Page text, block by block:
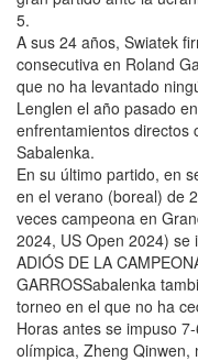
5.
A sus 24 años, Swiatek
consecutiva en Roland
que no ha levantado
Lenglen el año pasado
enfrentamientos directos
Sabalenka.
En su último partido, en
en el verano (boreal) de
veces campeona en
2024, US Open 2024) se
ADIÓS DE LA
GARROSSabalenka
torneo en el que no ha
Horas antes se impuso
olímpica, Zheng Qinwen,